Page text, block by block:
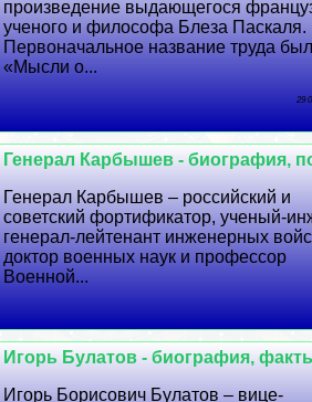
произведение выдающегося
ученого и философа Блеза Паскаля.
Первоначальное название труда
«Мысли о...
29
Генерал Карбышев - биография,
Генерал Карбышев – российский и
советский фортификатор, ученый-
генерал-лейтенант инженерных
доктор военных наук и профессор
Военной...
Игорь Булатов - биография,
Игорь Борисович Булатов – вице-